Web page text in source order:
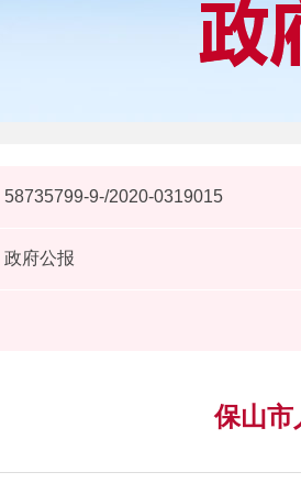
58735799-9-/2020-0319015
政府公报
保山市